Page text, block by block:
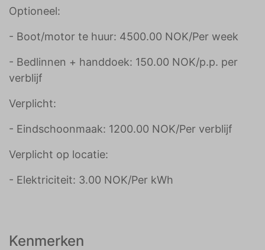
Optioneel:
- Boot/motor te huur: 4500.00 NOK/Per week
- Bedlinnen + handdoek: 150.00 NOK/p.p. per
verblijf
Verplicht:
- Eindschoonmaak: 1200.00 NOK/Per verblijf
Verplicht op locatie:
- Elektriciteit: 3.00 NOK/Per kWh
Kenmerken